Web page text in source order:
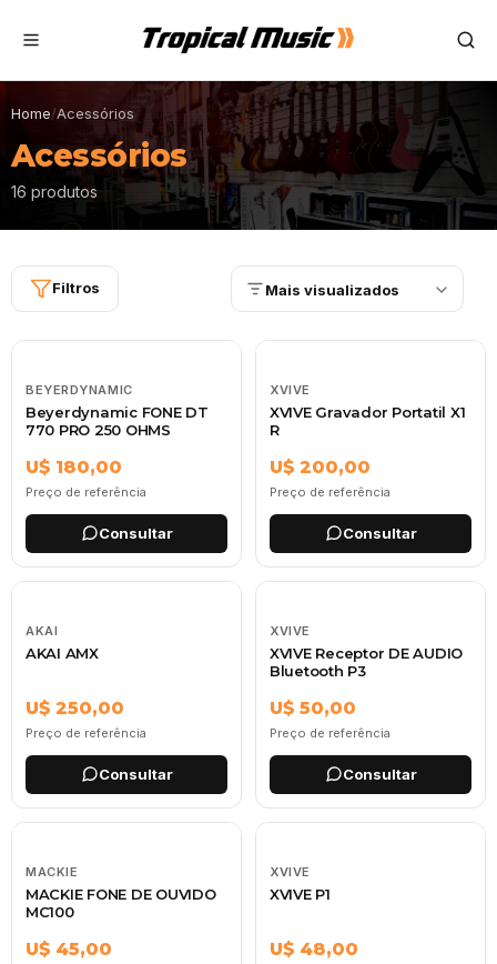
Home/Acessórios
Acessórios
16 produtos
Filtros Mais visualizados
BEYERDYNAMIC
Beyerdynamic FONE DT
770 PRO 250 OHMS
U$ 180,00
Preço de referência
Consultar
XVIVE
XVIVE Gravador Portatil X1
R
U$ 200,00
Preço de referência
Consultar
AKAI
AKAI AMX
U$ 250,00
Preço de referência
Consultar
XVIVE
XVIVE Receptor DE AUDIO
Bluetooth P3
U$ 50,00
Preço de referência
Consultar
MACKIE
MACKIE FONE DE OUVIDO
MC100
U$ 45,00
XVIVE
XVIVE P1
U$ 48,00